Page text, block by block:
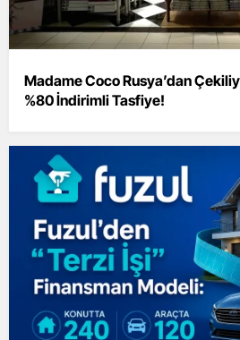
Madame Coco Rusya’dan
%80 İndirimli Tasfiye!